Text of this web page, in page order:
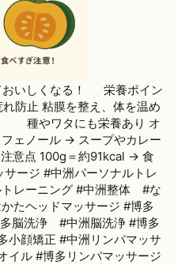
おいしくなる！ 栄養ポイン
防止 粘膜を整え、体を温め
種やワタにも栄養あり オ
ェノール → スープやカレー
意点 100g＝約91kcal → 食
ージ #中洲パーソナルトレ
レーニング #中洲整体 #な
たヘッドマッサージ #博多
洗浄 #中洲脳洗浄 #博多
顔矯正 #中洲リンパマッサ
ル #博多リンパマッサージ